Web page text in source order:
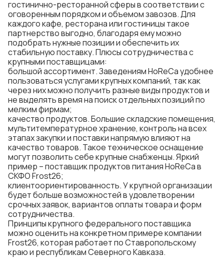
гостинично-ресторанной сферы в соответствии с
оговоренным порядком и объемом завозов. Для
каждого кафе, ресторана или гостиницы такое
партнерство выгодно, благодаря ему можно
подобрать нужные позиции и обеспечить их
стабильную поставку. Плюсы сотрудничества с
крупными поставщицами:
большой ассортимент. Заведениям HoReCa удобнее
пользоваться услугами крупных компаний, так как
через них можно получить разные виды продуктов и
не выделять время на поиск отдельных позиций по
мелким фирмам;
качество продуктов. Большие складские помещения,
мультитемпературное хранение, контроль на всех
этапах закупки и поставки напрямую влияют на
качество товаров. Такое техническое оснащение
могут позволить себе крупные снабженцы. Яркий
пример –поставщик продуктов питания HoReCa в
СКФОFrost26;
клиентоориентированность. У крупной организации
будет больше возможностей в удовлетворении
срочных заявок, вариантов оплаты товара и форм
сотрудничества.
Принципы крупного федерального поставщика
можно оценить на конкретном примере компании
Frost26, которая работает по Ставропольскому
краю и республикам Северного Кавказа.